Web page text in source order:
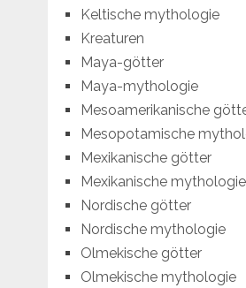
Keltische mythologie
Kreaturen
Maya-götter
Maya-mythologie
Mesoamerikanische
Mesopotamische
Mexikanische götter
Mexikanische mythologie
Nordische götter
Nordische mythologie
Olmekische götter
Olmekische mythologie